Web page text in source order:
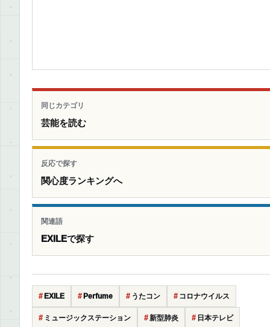
同じカテゴリ
芸能を読む
反応で探す
関心度ランキングへ
関連語
EXILEで探す
EXILE Perfume うたコン コロナウイルス
ミュージックステーション 新型肺炎 日本テレビ